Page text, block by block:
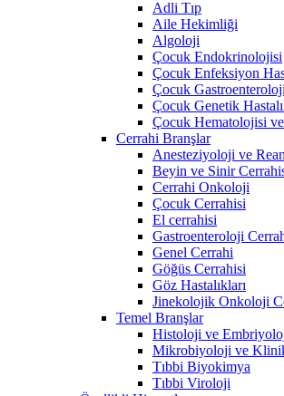
Adli Tıp
Aile Hekimliği
Algoloji
Çocuk Endokrinolojisi
Çocuk Enfeksiyon
Çocuk
Çocuk Genetik
Çocuk Hematolojisi
Cerrahi Branşlar
Anesteziyoloji ve
Beyin ve Sinir
Cerrahi Onkoloji
Çocuk Cerrahisi
El cerrahisi
Gastroenteroloji
Genel Cerrahi
Göğüs Cerrahisi
Göz Hastalıkları
Jinekolojik Onkoloji
Temel Branşlar
Histoloji ve
Mikrobiyoloji ve
Tıbbi Biyokimya
Tıbbi Viroloji